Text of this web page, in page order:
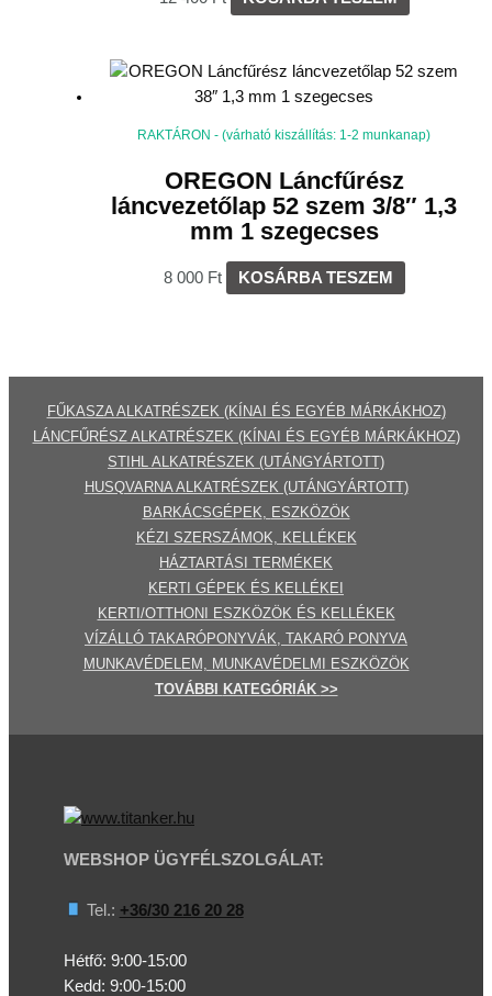
RAKTÁRON - (várható kiszállítás: 1-2 munkanap)
OREGON Láncfűrész
láncvezetőlap 52 szem 3/8″ 1,3
mm 1 szegecses
8 000 Ft KOSÁRBA TESZEM
FŰKASZA ALKATRÉSZEK (KÍNAI ÉS EGYÉB MÁRKÁKHOZ)
LÁNCFŰRÉSZ ALKATRÉSZEK (KÍNAI ÉS EGYÉB MÁRKÁKHOZ)
STIHL ALKATRÉSZEK (UTÁNGYÁRTOTT)
HUSQVARNA ALKATRÉSZEK (UTÁNGYÁRTOTT)
BARKÁCSGÉP EK
ESZKÖZÖK
KÉZI SZERSZÁMOK, KELLÉKEK
HÁZTARTÁSI TERMÉKEK
KERTI GÉPE K ÉS KELLÉKEI
KERTI/OTTHONI ESZKÖZÖK ÉS KELLÉKEK
VÍZÁLLÓ TAKARÓPONYVÁK, TAKARÓ PONYVA
MUNKAVÉDELEM, MUNKAVÉDELMI ESZKÖZÖK
TOVÁBBI
KATEGÓRI ÁK >>
WEBSHOP ÜGYFÉLSZOLGÁLAT:
Tel.: +36/30 216 20 28
Hétfő: 9:00-15:00
Kedd: 9:00-15:00